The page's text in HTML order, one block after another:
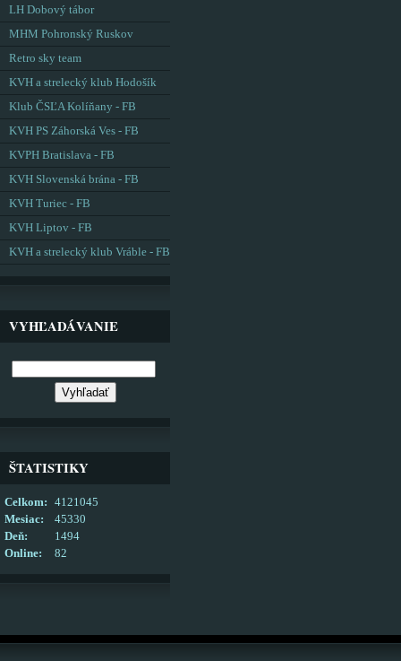
LH Dobový tábor
MHM Pohronský Ruskov
Retro sky team
KVH a strelecký klub Hodošík
Klub ČSĽA Kolíňany - FB
KVH PS Záhorská Ves - FB
KVPH Bratislava - FB
KVH Slovenská brána - FB
KVH Turiec - FB
KVH Liptov - FB
KVH a strelecký klub Vráble - FB
VYHĽADÁVANIE
ŠTATISTIKY
Online: 82
Celkom:
4121045
Mesiac:
45330
Deň:
1494